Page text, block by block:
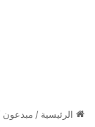
الرئيسية / مبدعون